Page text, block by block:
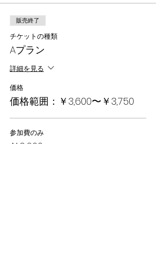
販売終了
チケットの種類
Aプラン
詳細を見る
価格
価格範囲：￥3,600〜￥3,750
参加費のみ
￥3,600